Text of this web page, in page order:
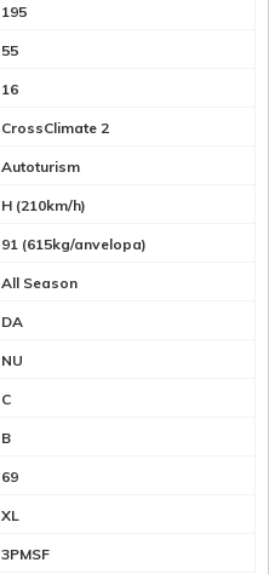
195
55
16
CrossClimate 2
Autoturism
H (210km/h)
91 (615kg/anvelopa)
All Season
DA
NU
C
B
69
XL
3PMSF